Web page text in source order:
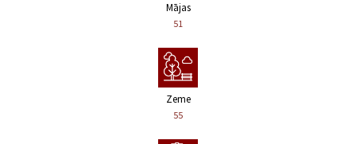
Mājas
51
Zeme
55